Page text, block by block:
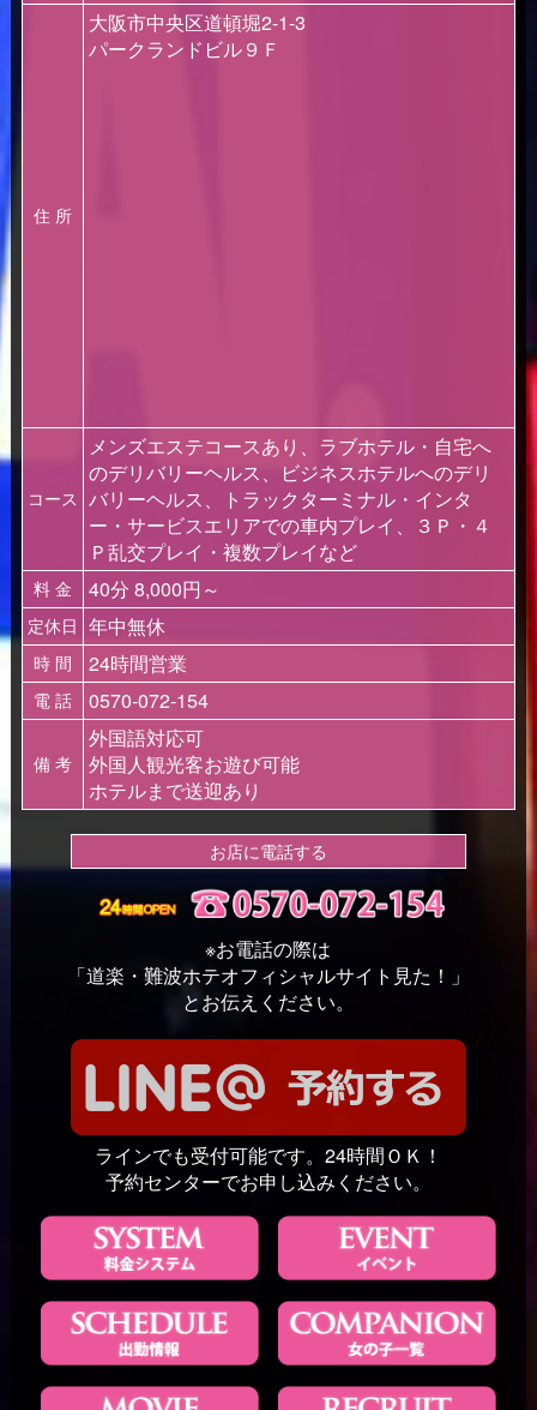
住 所
大阪市中央区道頓堀2-1-3
パークランドビル９Ｆ
コース
メンズエステコースあり、ラブホテル・自宅へ
のデリバリーヘルス、ビジネスホテルへのデリ
バリーヘルス、トラックターミナル・インタ
ー・サービスエリアでの車内プレイ、３Ｐ・４
Ｐ乱交プレイ・複数プレイなど
料 金 40分 8,000円～
定休日 年中無休
時 間 24時間営業
電 話 0570-072-154
備 考
外国語対応可
外国人観光客お遊び可能
ホテルまで送迎あり
お店に電話する
※お電話の際は
「道楽・難波ホテオフィシャルサイト見た！」
とお伝えください。
ラインでも受付可能です。24時間ＯＫ！
予約センターでお申し込みください。